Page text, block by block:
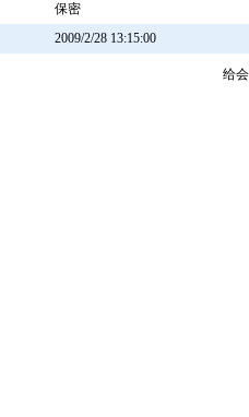
保密
2009/2/28 13:15:00
给